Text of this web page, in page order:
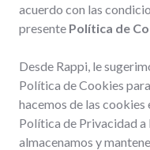
acuerdo con las
presente Política de
Desde Rappi, le
Política de Cookies
hacemos de las
Política de Privacidad a
almacenamos y